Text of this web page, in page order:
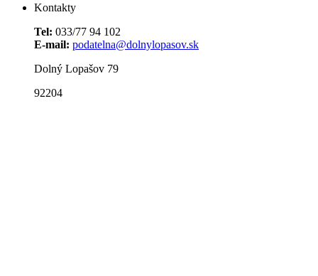
Kontakty
Tel: 033/77 94 102
E-mail: podatelna@dolnylopasov.sk
Dolný Lopašov 79
92204